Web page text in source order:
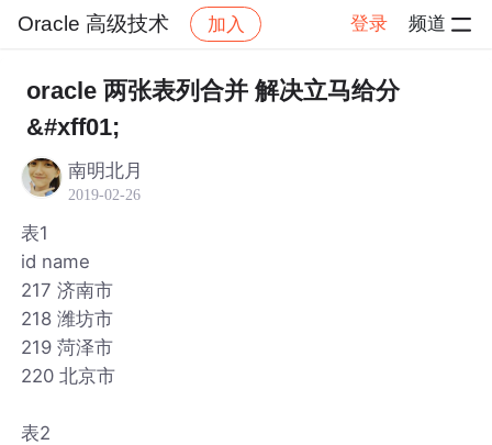
Oracle 高级技术 加入 登录 频道
Oracle 高级技术 帖子详情
oracle 两张表列合并 解决立马给分
&#xff01;
南明北月
2019-02-26
表1
id name
217 济南市
218 潍坊市
219 菏泽市
220 北京市
表2